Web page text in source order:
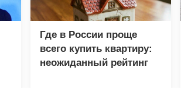
Где в России проще
всего купить квартиру:
неожиданный рейтинг